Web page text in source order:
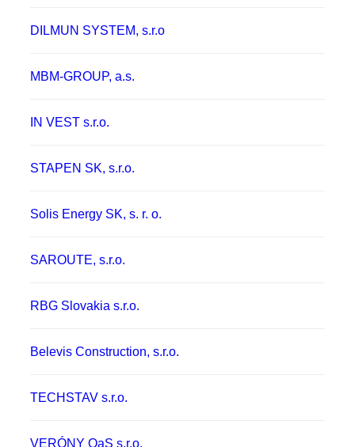
DILMUN SYSTEM, s.r.o
MBM-GROUP, a.s.
IN VEST s.r.o.
STAPEN SK, s.r.o.
Solis Energy SK, s. r. o.
SAROUTE, s.r.o.
RBG Slovakia s.r.o.
Belevis Construction, s.r.o.
TECHSTAV s.r.o.
VERÓNY OaS s.r.o.